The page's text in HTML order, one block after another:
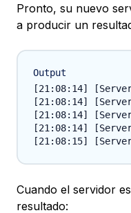
Pronto, su nuevo
a producir un
Output
[21:08:14]
[21:08:14]
[21:08:14]
[21:08:14]
Cuando el servidor
resultado: